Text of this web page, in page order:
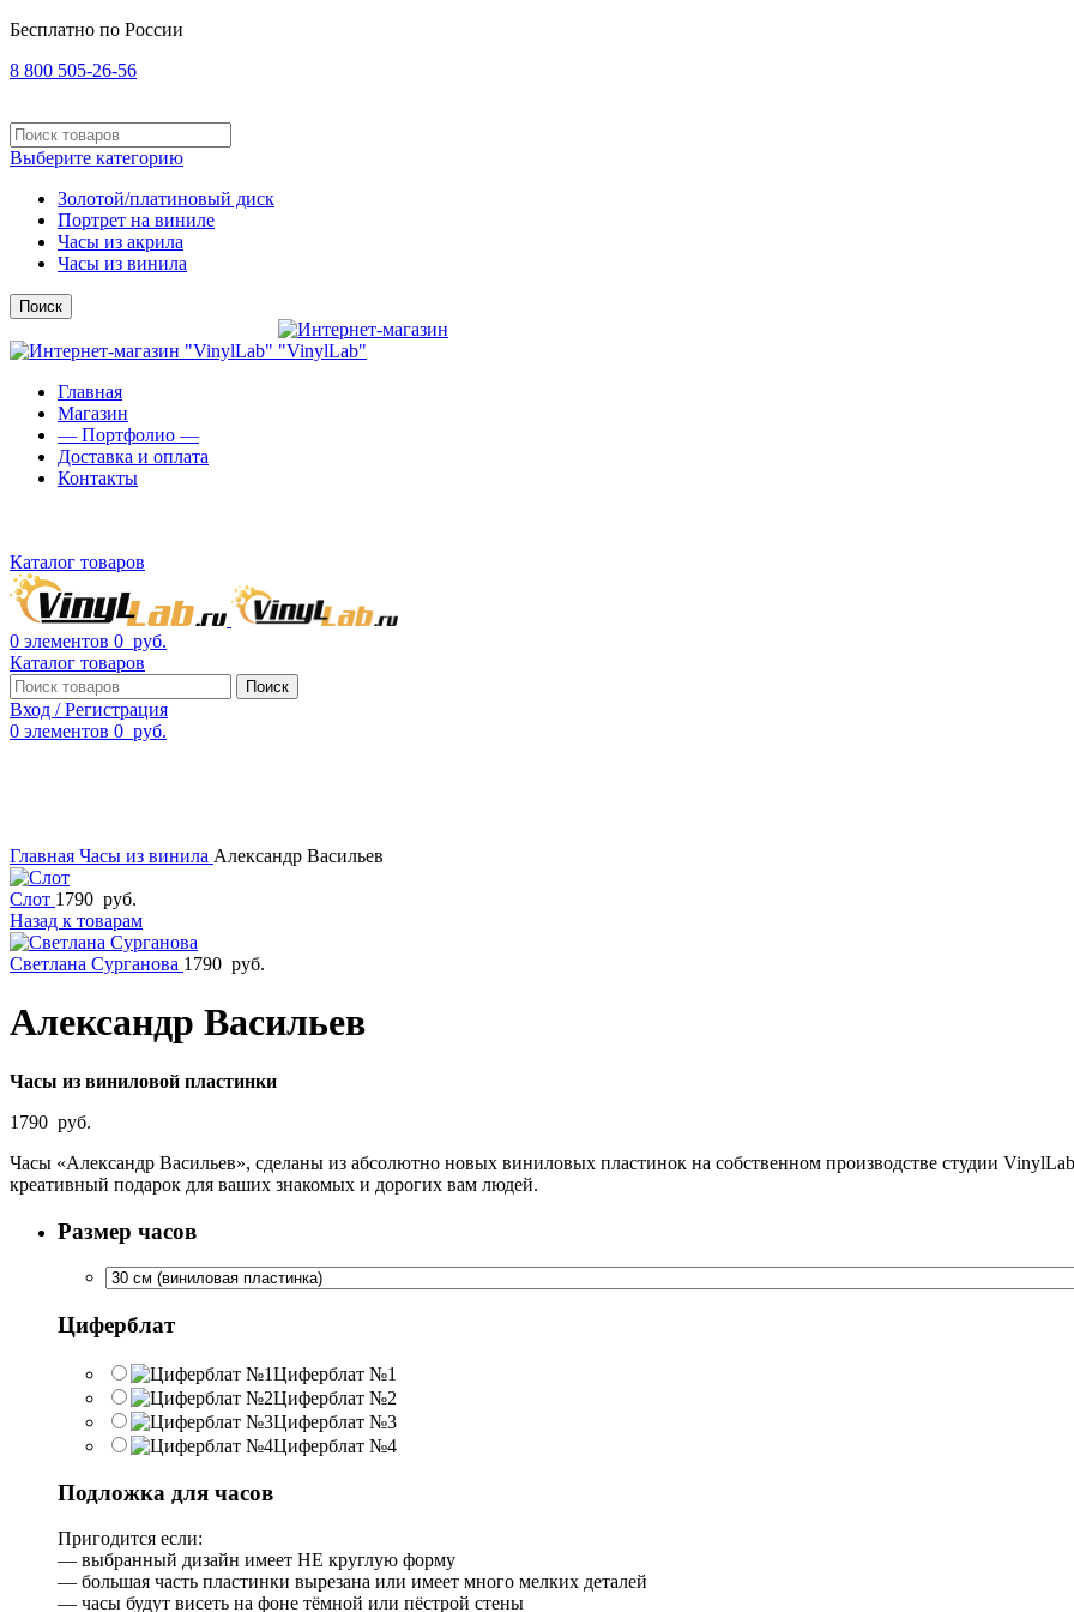
Бесплатно по России
8 800 505-26-56
Выберите категорию
Золотой/платиновый диск
Портрет на виниле
Часы из акрила
Часы из винила
Поиск
Главная
Магазин
— Портфолио —
Доставка и оплата
Контакты
Каталог товаров
0 элементов 0 руб.
Каталог товаров
Поиск
Вход / Регистрация
0 элементов 0 руб.
Главная Часы из винила Александр Васильев
Слот 1790 руб.
Назад к товарам
Светлана Сурганова 1790 руб.
Александр Васильев
Часы из виниловой пластинки
1790 руб.
Часы «Александр Васильев», сделаны из абсолютно новых виниловых пластинок на собственном производстве студии
креативный подарок для ваших знакомых и дорогих вам людей.
Размер часов
Циферблат
Циферблат №1
Циферблат №2
Циферблат №3
Циферблат №4
Подложка для часов
Пригодится если:
— выбранный дизайн имеет НЕ круглую форму
— большая часть пластинки вырезана или имеет много мелких деталей
— часы будут висеть на фоне тёмной или пёстрой стены